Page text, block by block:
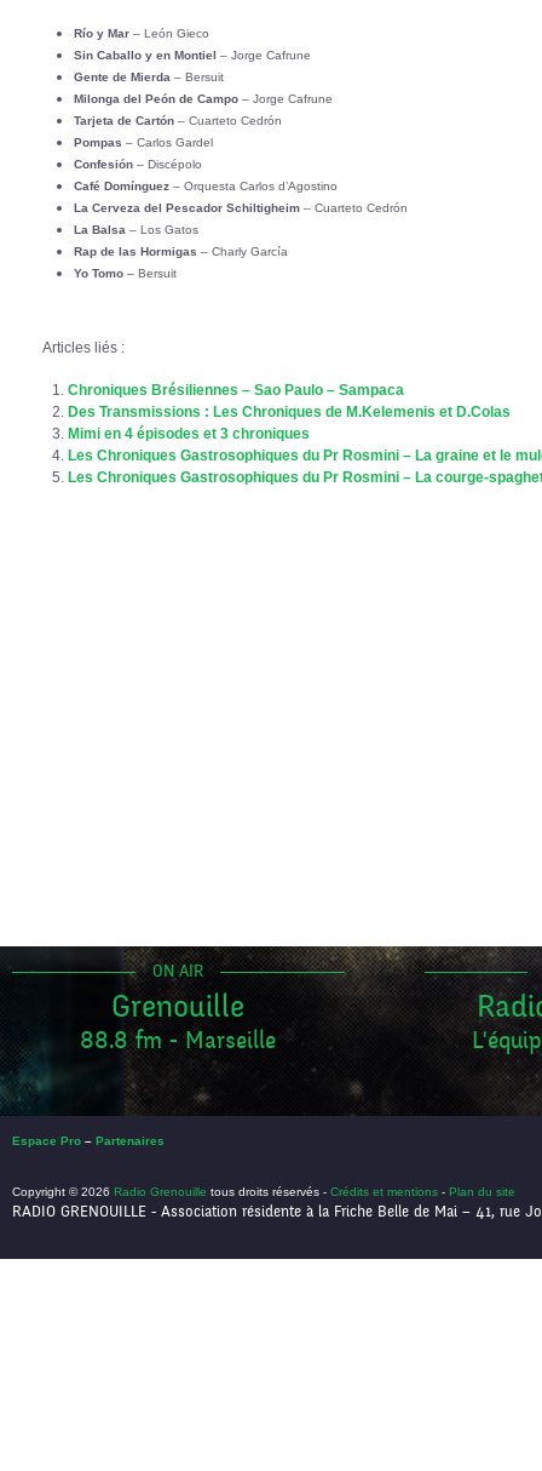
Río y Mar– León Gieco
Sin Caballo y en Montiel – Jorge Cafrune
Gente de Mierda – Bersuit
Milonga del Peón de Campo– Jorge Cafrune
Tarjeta de Cartón– Cuarteto Cedrón
Pompas – Carlos Gardel
Confesión– Discépolo
Café Domínguez– Orquesta Carlos d’Agostino
La Cerveza del Pescador Schiltigheim– Cuarteto Cedrón
La Balsa – Los Gatos
Rap de las Hormigas – Charly García
Yo Tomo– Bersuit
Articles liés :
Chroniques Brésiliennes – Sao Paulo – Sampaca
Des Transmissions : Les Chroniques de M.Kelemenis et D.Colas
Mimi en 4 épisodes et 3 chroniques
Les Chroniques Gastrosophiques du Pr Rosmini – La graine et le
Les Chroniques Gastrosophiques du Pr Rosmini – La courge-
ON AIR
Grenouille
88.8 fm - Marseille
Espace Pro – Partenaires
Copyright © 2026 Radio Grenouille tous droits réservés - Crédits et mentions - Plan du site
RADIO GRENOUILLE - Association résidente à la Friche Belle de Mai – 41, rue